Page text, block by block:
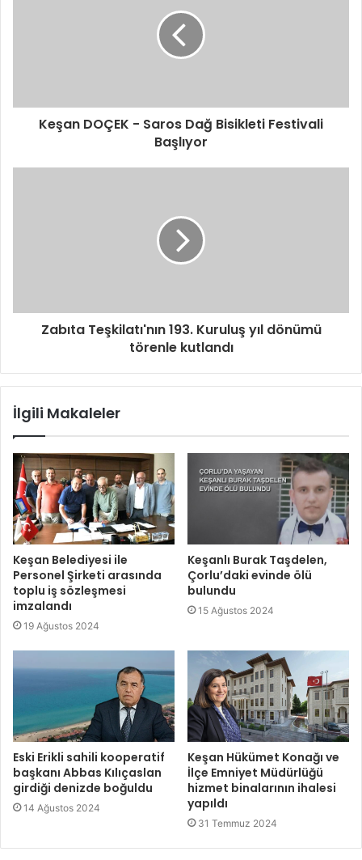
Keşan DOÇEK - Saros Dağ Bisikleti Festivali
Başlıyor
Zabıta Teşkilatı'nın 193. Kuruluş yıl dönümü
törenle kutlandı
İlgili Makaleler
Keşan Belediyesi ile
Personel Şirketi arasında
toplu iş sözleşmesi
imzalandı
19 Ağustos 2024
Keşanlı Burak Taşdelen,
Çorlu’daki evinde ölü
bulundu
15 Ağustos 2024
Eski Erikli sahili kooperatif
başkanı Abbas Kılıçaslan
girdiği denizde boğuldu
14 Ağustos 2024
Keşan Hükümet Konağı ve
İlçe Emniyet Müdürlüğü
hizmet binalarının ihalesi
yapıldı
31 Temmuz 2024